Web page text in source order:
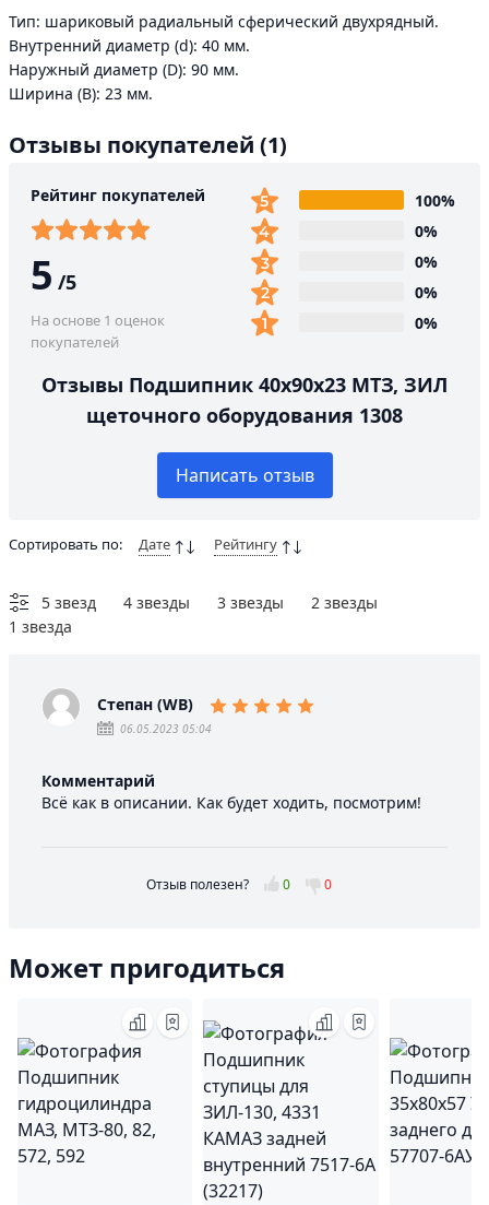
Тип: шариковый радиальный сферический двухрядный.
Внутренний диаметр (d): 40 мм.
Наружный диаметр (D): 90 мм.
Ширина (B): 23 мм.
Отзывы покупателей (1)
Рейтинг покупателей
5 /5
На основе 1 оценок
покупателей
100%
0%
0%
0%
0%
Отзывы Подшипник 40х90х23 МТЗ, ЗИЛ
щеточного оборудования 1308
Написать отзыв
Сортировать по: Дате Рейтингу
5 звезд 4 звезды 3 звезды
2 звезды
1 звезда
Степан (WB)
06.05.2023 05:04
Комментарий
Всё как в описании. Как будет ходить, посмотрим!
Отзыв полезен? 0 0
Может пригодиться